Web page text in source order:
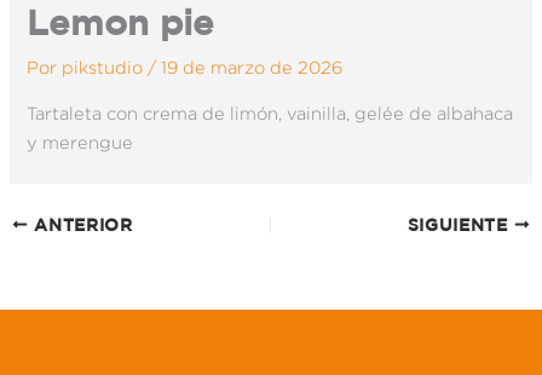
Lemon pie
Por pikstudio /19 de marzo de 2026
Tartaleta con crema de limón, vainilla, gelée de albahaca
y merengue
ANTERIOR SIGUIENTE